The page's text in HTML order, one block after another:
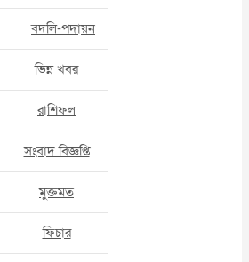
বদলি-পদায়ন
ভিন্ন খবর
রাশিফল
সংবাদ বিজ্ঞপ্তি
মুক্তমত
ফিচার